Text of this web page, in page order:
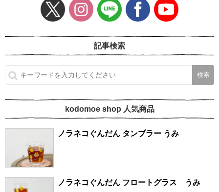
記事検索
kodomoe shop 人気商品
ノラネコぐんだん タンブラー うみ
ノラネコぐんだん フロートグラス うみ